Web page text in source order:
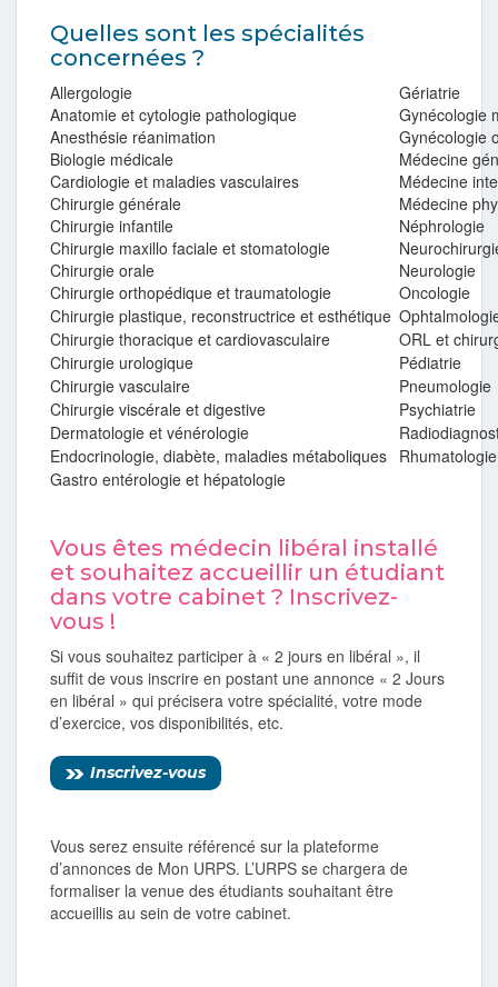
Quelles sont les spécialités
concernées ?
Allergologie
Gériatrie
Anatomie et cytologie pathologique
Gynécologie
Anesthésie réanimation
Gynécologie
Biologie médicale
Médecine
Cardiologie et maladies vasculaires
Médecine
Chirurgie générale
Médecine
Chirurgie infantile
Néphrologie
Chirurgie maxillo faciale et stomatologie
Chirurgie orale
Neurologie
Chirurgie orthopédique et traumatologie
Oncologie
Chirurgie plastique, reconstructrice et esthétique
Chirurgie thoracique et cardiovasculaire
ORL et
Chirurgie urologique
Pédiatrie
Chirurgie vasculaire
Pneumologie
Chirurgie viscérale et digestive
Psychiatrie
Dermatologie et vénérologie
Endocrinologie, diabète, maladies métaboliques Rhumatologie
Gastro entérologie et hépatologie
Vous êtes médecin libéral installé
et souhaitez accueillir un étudiant
dans votre cabinet ? Inscrivez-
vous !
Si vous souhaitez participer à « 2 jours en libéral », il
suffit de vous inscrire en postant une annonce « 2 Jours
en libéral » qui précisera votre spécialité, votre mode
d’exercice, vos disponibilités, etc.
Inscrivez-vous
Vous serez ensuite référencé sur la plateforme
d’annonces de Mon URPS. L’URPS se chargera de
formaliser la venue des étudiants souhaitant être
accueillis au sein de votre cabinet.